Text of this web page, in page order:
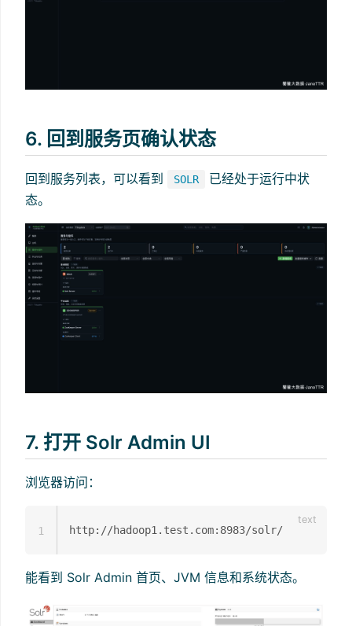
6. 回到服务页确认状态
回到服务列表，可以看到 SOLR
已经处于运行中状
态。
7. 打开 Solr Admin UI
浏览器访问：
1
能看到 Solr Admin 首页、JVM 信息和系统状态。